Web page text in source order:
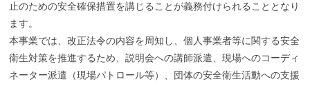
止のための安全確保措置を講じることが義務付けられることとなり
ます。
本事業では、改正法令の内容を周知し、個人事業者等に関する安全
衛生対策を推進するため、説明会への講師派遣、現場へのコーディ
ネーター派遣（現場パトロール等）、団体の安全衛生活動への支援